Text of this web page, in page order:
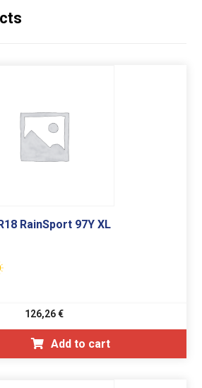
RainSport 97Y XL
126,26€
Add to cart